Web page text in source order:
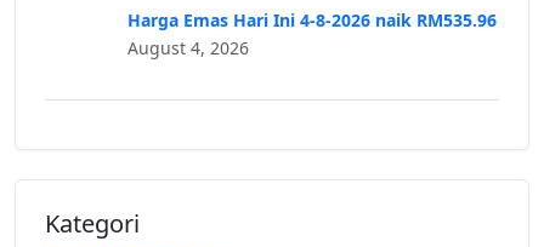
Harga Emas Hari Ini 4-8-2026 naik RM535.96
August 4, 2026
Kategori